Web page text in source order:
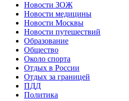
Новости ЗОЖ
Новости медицины
Новости Москвы
Новости путешествий
Образование
Общество
Около спорта
Отдых в России
Отдых за границей
ПДД
Политика